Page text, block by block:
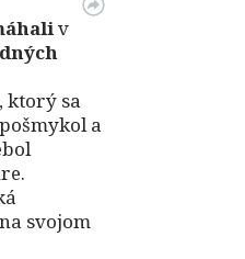
v
, ktorý sa
a
svojom